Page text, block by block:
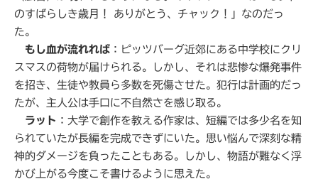
のすばらしき歳月！ ありがとう、チャック！」なのだっ
た。
もし血が流れれば ：ピッツバーグ近郊にある中学校にクリ
スマスの荷物が届けられる。しかし、それは悲惨な爆発事件
を招き、生徒や教員ら多数を死傷させた。犯行は計画的だっ
たが、主人公は手口に不自然さを感じ取る。
ラット ：大学で創作を教える作家は、短編では多少名を知
られていたが長編を完成できずにいた。思い悩んで深刻な精
神的ダメージを負ったこともある。しかし、物語が難なく浮
かび上がる今度こそ書けるように思えた。